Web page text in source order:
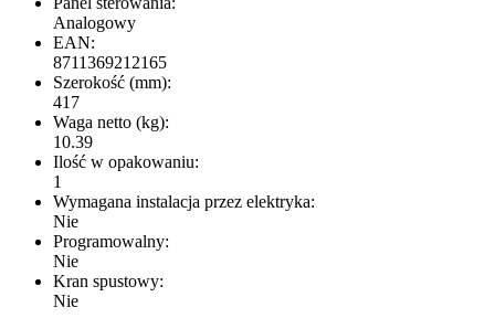
Analogowy
EAN:
8711369212165
Szerokość (mm):
417
Waga netto (kg):
10.39
Ilość w opakowaniu:
1
Wymagana instalacja przez elektryka:
Nie
Programowalny:
Nie
Kran spustowy:
Nie